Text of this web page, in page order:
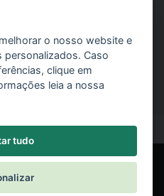
práticas e teóricas do
o nosso website e
personalizados. Caso
clique em
leia a nossa
tudo